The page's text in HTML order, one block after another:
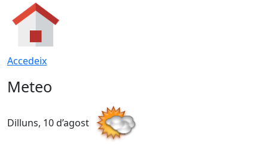
Accedeix
Meteo
Dilluns, 10 d’agost